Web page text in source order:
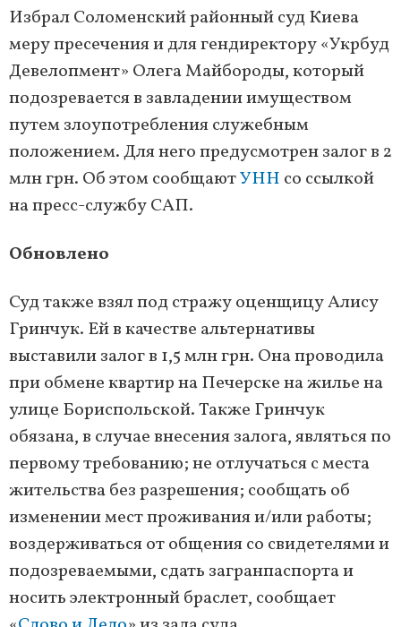
Избрал Соломенский районный суд Киева
меру пресечения и для гендиректору «Укрбуд
Девелопмент» Олега Майбороды, который
подозревается в завладении имуществом
путем злоупотребления служебным
положением. Для него предусмотрен залог в 2
млн грн. Об этом сообщаютУНН со ссылкой
на пресс-службу САП.
Обновлено
Суд также взял под стражу оценщицу Алису
Гринчук. Ей в качестве альтернативы
выставили залог в 1,5 млн грн. Она проводила
при обмене квартир на Печерске на жилье на
улице Бориспольской. Также Гринчук
обязана, в случае внесения залога, являться по
первому требованию; не отлучаться с места
жительства без разрешения; сообщать об
изменении мест проживания и/или работы;
воздерживаться от общения со свидетелями и
подозреваемыми, сдать загранпаспорта и
носить электронный браслет, сообщает